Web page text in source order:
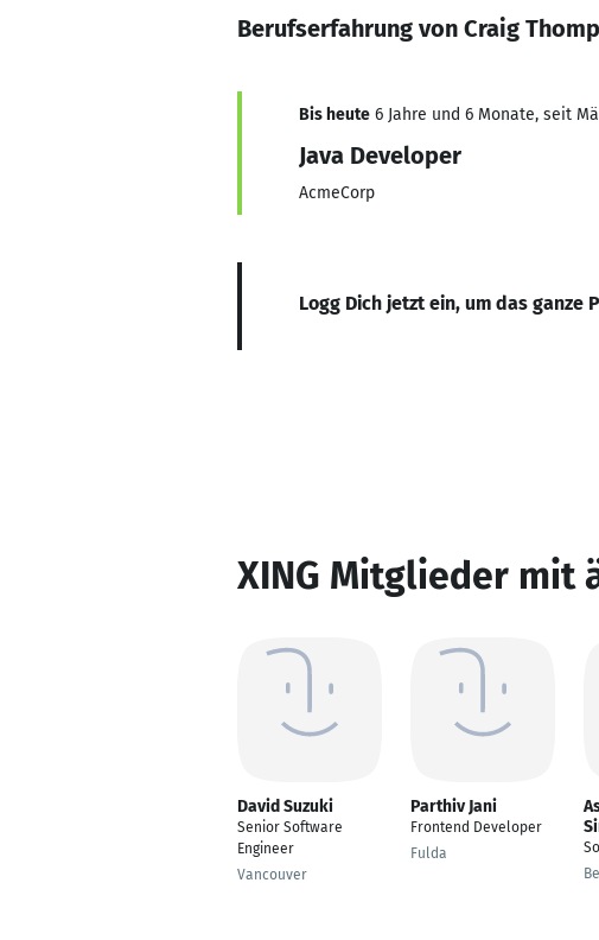
Berufserfahrung von Craig
Bis heute 6 Jahre und 6 Monate, seit
Java Developer
AcmeCorp
Logg Dich jetzt ein, um das ganze
XING Mitglieder mit
David Suzuki
Senior Software
Engineer
Vancouver
Parthiv Jani
Frontend Developer
Fulda